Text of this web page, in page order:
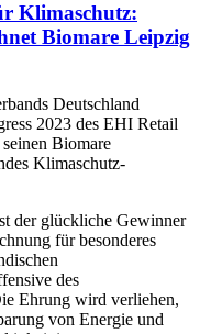
Klimaschutz:
Biomare Leipzig
Deutschland
2023 des EHI Retail
Biomare
Klimaschutz-
der glückliche Gewinner
für besonderes
des
Ehrung wird verliehen,
von Energie und